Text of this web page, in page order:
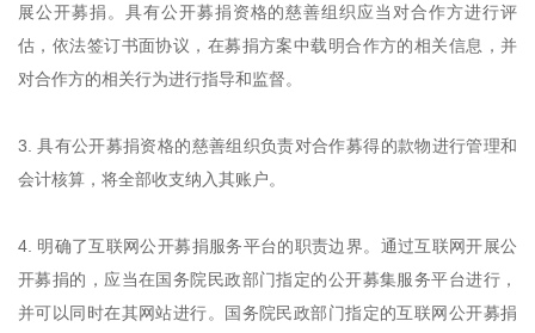
展公开募捐。具有公开募捐资格的慈善组织应当对合作方进行评
估，依法签订书面协议，在募捐方案中载明合作方的相关信息，并
对合作方的相关行为进行指导和监督。
3. 具有公开募捐资格的慈善组织负责对合作募得的款物进行管理和
会计核算，将全部收支纳入其账户。
4. 明确了互联网公开募捐服务平台的职责边界。通过互联网开展公
开募捐的，应当在国务院民政部门指定的公开募集服务平台进行，
并可以同时在其网站进行。国务院民政部门指定的互联网公开募捐